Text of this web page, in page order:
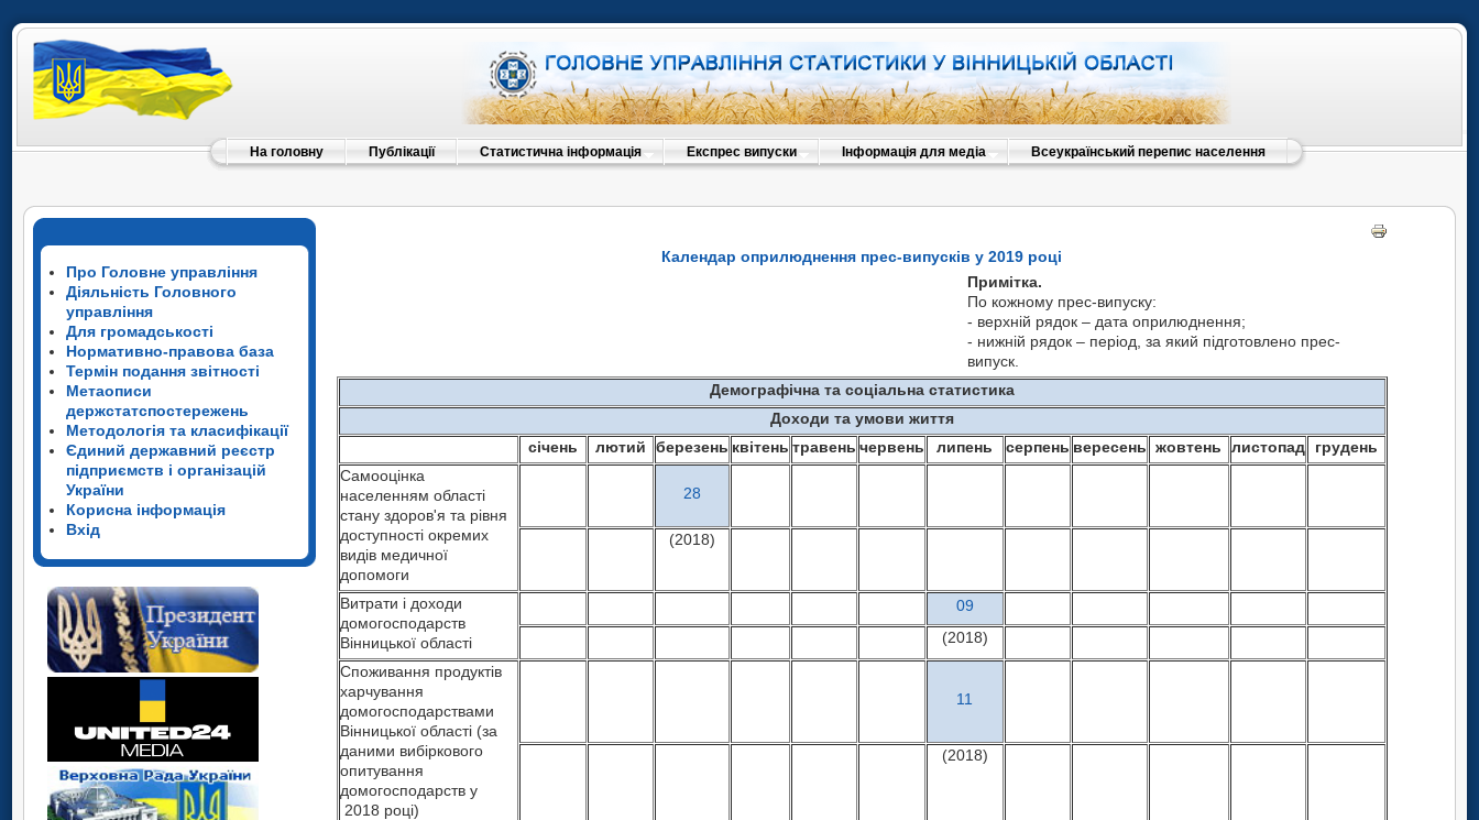
На головну Публікації Статистична інформація Експрес випуски Інформація для медіа Всеукраїнський перепис населення
Про Головне управління
Діяльність Головного
управління
Для громадськості
Нормативно-правова база
Термін подання звітності
Метаописи
держстатспостережень
Методологія та класифікації
Єдиний державний реєстр
підприємств і організацій
України
Корисна інформація
Вхід
Календар оприлюднення прес-випусків у 2019 році
Примітка.
По кожному прес-випуску:
- верхній рядок – дата оприлюднення;
- нижній рядок – період, за який підготовлено прес-
випуск.
Демографічна та соціальна статистика
Доходи та умови життя
січень
лютий березень квітень травень червень липень серпень вересень жовтень листопад
грудень
Самооцінка
населенням області
стану здоров'я та рівня
доступності окремих
видів медичної
допомоги
28
(2018)
Витрати і доходи
домогосподарств
Вінницької області
09
(2018)
Споживання продуктів
харчування
домогосподарствами
Вінницької області (за
даними вибіркового
опитування
домогосподарств у
2018 році)
11
(2018)